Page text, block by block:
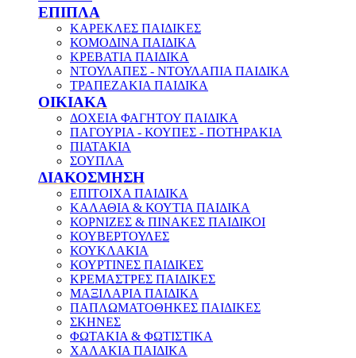
ΕΠΙΠΛΑ
ΚΑΡΕΚΛΕΣ ΠΑΙΔΙΚΕΣ
ΚΟΜΟΔΙΝΑ ΠΑΙΔΙΚΑ
ΚΡΕΒΑΤΙΑ ΠΑΙΔΙΚΑ
ΝΤΟΥΛΑΠΕΣ - ΝΤΟΥΛΑΠΙΑ ΠΑΙΔΙΚΑ
ΤΡΑΠΕΖΑΚΙΑ ΠΑΙΔΙΚΑ
ΟΙΚΙΑΚΑ
ΔΟΧΕΙΑ ΦΑΓΗΤΟΥ ΠΑΙΔΙΚΑ
ΠΑΓΟΥΡΙΑ - ΚΟΥΠΕΣ - ΠΟΤΗΡΑΚΙΑ
ΠΙΑΤΑΚΙΑ
ΣΟΥΠΛΑ
ΔΙΑΚΟΣΜΗΣΗ
ΕΠΙΤΟΙΧΑ ΠΑΙΔΙΚΑ
ΚΑΛΑΘΙΑ & ΚΟΥΤΙΑ ΠΑΙΔΙΚΑ
ΚΟΡΝΙΖΕΣ & ΠΙΝΑΚΕΣ ΠΑΙΔΙΚΟΙ
ΚΟΥΒΕΡΤΟΥΛΕΣ
ΚΟΥΚΛΑΚΙΑ
ΚΟΥΡΤΙΝΕΣ ΠΑΙΔΙΚΕΣ
ΚΡΕΜΑΣΤΡΕΣ ΠΑΙΔΙΚΕΣ
ΜΑΞΙΛΑΡΙΑ ΠΑΙΔΙΚΑ
ΠΑΠΛΩΜΑΤΟΘΗΚΕΣ ΠΑΙΔΙΚΕΣ
ΣΚΗΝΕΣ
ΦΩΤΑΚΙΑ & ΦΩΤΙΣΤΙΚΑ
ΧΑΛΑΚΙΑ ΠΑΙΔΙΚΑ